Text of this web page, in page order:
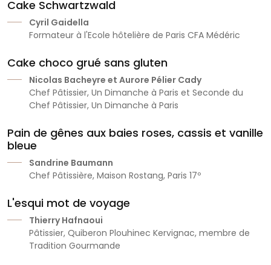
Cake Schwartzwald
Cyril Gaidella
Formateur à l'Ecole hôtelière de Paris CFA Médéric
Cake choco grué sans gluten
Nicolas Bacheyre et Aurore Pélier Cady
Chef Pâtissier, Un Dimanche à Paris et Seconde du
Chef Pâtissier, Un Dimanche à Paris
Pain de gênes aux baies roses, cassis et vanille
bleue
Sandrine Baumann
Chef Pâtissière, Maison Rostang, Paris 17º
L'esqui mot de voyage
Thierry Hafnaoui
Pâtissier, Quiberon Plouhinec Kervignac, membre de
Tradition Gourmande